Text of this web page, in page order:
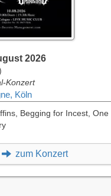
2026
Konzert
Köln
Begging for Incest, One
zum Konzert